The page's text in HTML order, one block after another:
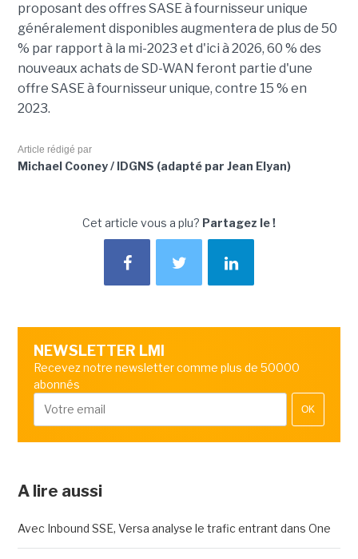
proposant des offres SASE à fournisseur unique
généralement disponibles augmentera de plus de 50
% par rapport à la mi-2023 et d'ici à 2026, 60 % des
nouveaux achats de SD-WAN feront partie d'une
offre SASE à fournisseur unique, contre 15 % en
2023.
Article rédigé par
Michael Cooney / IDGNS (adapté par Jean Elyan)
Cet article vous a plu? Partagez le !
NEWSLETTER LMI
Recevez notre newsletter comme plus de 50000
abonnés
OK
A lire aussi
Avec Inbound SSE, Versa analyse le trafic entrant dans One